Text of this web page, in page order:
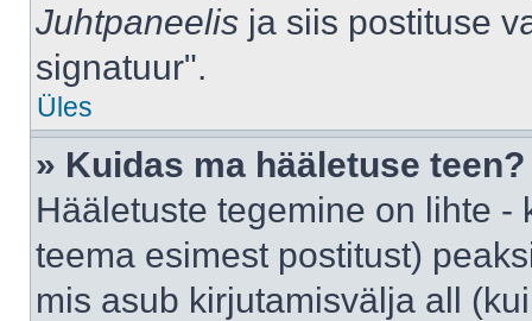
Juhtpaneelis ja siis postituse
signatuur".
Üles
» Kuidas ma hääletuse teen?
Hääletuste tegemine on lihte
teema esimest postitust)
mis asub kirjutamisvälja all